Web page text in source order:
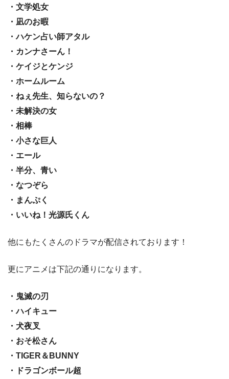
・文学処女
・凪のお暇
・ハケン占い師アタル
・カンナさーん！
・ケイジとケンジ
・ホームルーム
・ねぇ先生、知らないの？
・未解決の女
・相棒
・小さな巨人
・エール
・半分、青い
・なつぞら
・まんぷく
・いいね！光源氏くん
他にもたくさんのドラマが配信されております！
更にアニメは下記の通りになります。
・鬼滅の刃
・ハイキュー
・犬夜叉
・おそ松さん
・TIGER＆BUNNY
・ドラゴンボール超